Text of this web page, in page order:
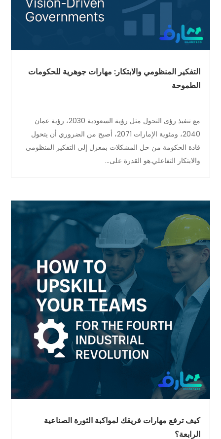
التفكير المنظومي والابتكار: مهارات جوهرية للحكومات
الطموحة
مع تنفيذ رؤى التحول مثل رؤية السعودية 2030، رؤية عمان
2040، ومئوية الإمارات 2071، أصبح من الضروري أن يتحول
قادة الحكومة من حل المشكلات بمعزل إلى التفكير المنظومي
والابتكار التفاعلي.هو القدرة على...
كيف ترفع مهارات فريقك لمواكبة الثورة الصناعية
الرابعة؟